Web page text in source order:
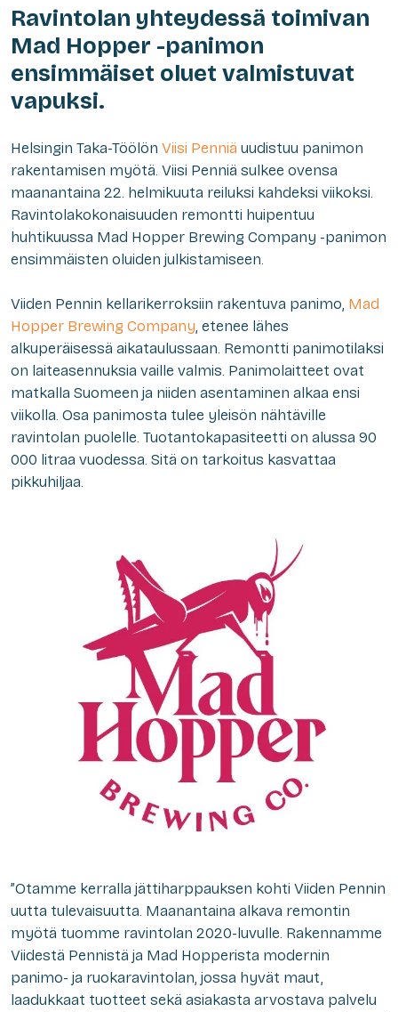
Ravintolan yhteydessä toimivan
Mad Hopper -panimon
ensimmäiset oluet valmistuvat
vapuksi.
Helsingin Taka-Töölön Viisi Penniä uudistuu panimon
rakentamisen myötä. Viisi Penniä sulkee ovensa
maanantaina 22. helmikuuta reiluksi kahdeksi viikoksi.
Ravintolakokonaisuuden remontti huipentuu
huhtikuussa Mad Hopper Brewing Company -panimon
ensimmäisten oluiden julkistamiseen.
Viiden Pennin kellarikerroksiin rakentuva panimo, Mad
Hopper Brewing Company, etenee lähes
alkuperäisessä aikataulussaan. Remontti panimotilaksi
on laiteasennuksia vaille valmis. Panimolaitteet ovat
matkalla Suomeen ja niiden asentaminen alkaa ensi
viikolla. Osa panimosta tulee yleisön nähtäville
ravintolan puolelle. Tuotantokapasiteetti on alussa 90
000 litraa vuodessa. Sitä on tarkoitus kasvattaa
pikkuhiljaa.
”Otamme kerralla jättiharppauksen kohti Viiden Pennin
uutta tulevaisuutta. Maanantaina alkava remontin
myötä tuomme ravintolan 2020-luvulle. Rakennamme
Viidestä Pennistä ja Mad Hopperista modernin
panimo- ja ruokaravintolan, jossa hyvät maut,
laadukkaat tuotteet sekä asiakasta arvostava palvelu